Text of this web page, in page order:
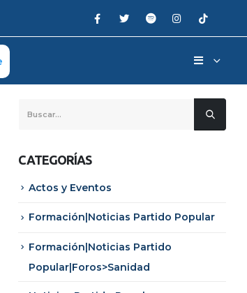
CATEGORÍAS
Actos y Eventos
Formación|Noticias Partido Popular
Formación|Noticias Partido
Popular|Foros>Sanidad